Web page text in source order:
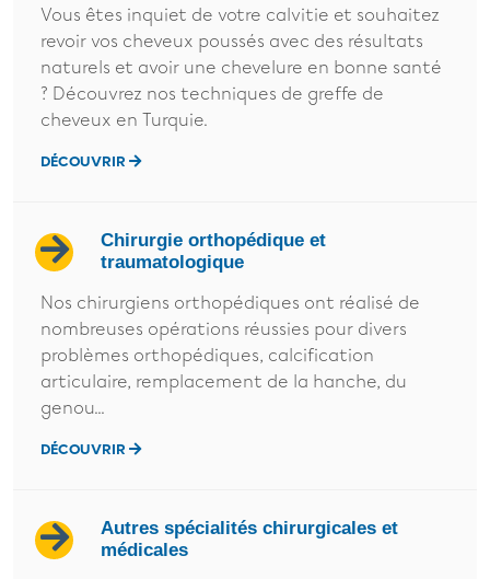
Vous êtes inquiet de votre calvitie et souhaitez
revoir vos cheveux poussés avec des résultats
naturels et avoir une chevelure en bonne santé
? Découvrez nos techniques de greffe de
cheveux en Turquie.
DÉCOUVRIR
Chirurgie orthopédique et
traumatologique
Nos chirurgiens orthopédiques ont réalisé de
nombreuses opérations réussies pour divers
problèmes orthopédiques, calcification
articulaire, remplacement de la hanche, du
genou...
DÉCOUVRIR
Autres spécialités chirurgicales et
médicales